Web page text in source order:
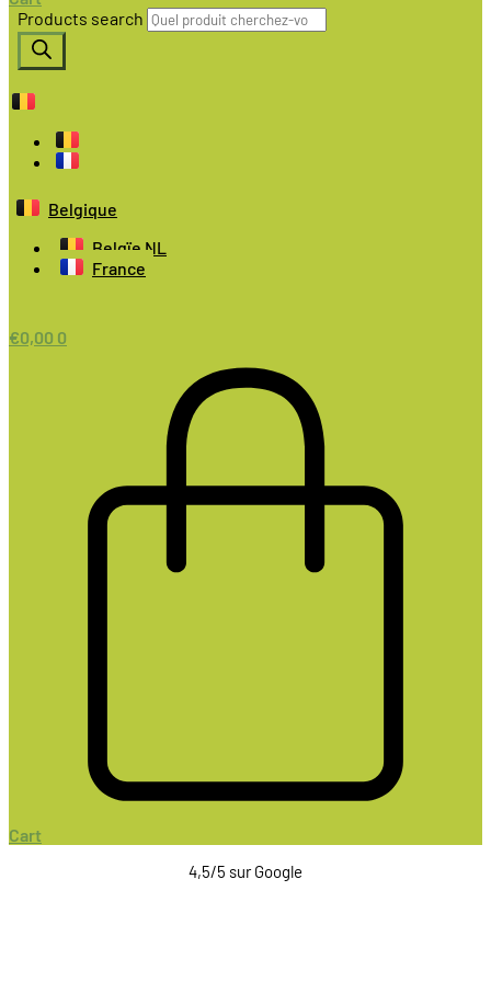
Products search
Belgique
Belgïe NL
France
€0,00 0
Cart
4,5/5 sur Google